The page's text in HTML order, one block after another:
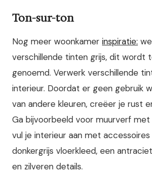
Ton-sur-ton
Nog meer woonkamer inspiratie:
verschillende tinten grijs, dit wordt
genoemd. Verwerk verschillende
interieur. Doordat er geen gebruik
van andere kleuren, creëer je rust
Ga bijvoorbeeld voor muurverf
vul je interieur aan met accessoires
donkergrijs vloerkleed, een
en zilveren details.